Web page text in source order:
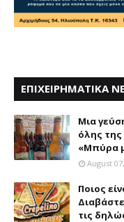
ΕΠΙΧΕΙΡΗΜΑΤΙΚΑ
Mια
όλης
«Μπύρα
August
Ποιος
τις